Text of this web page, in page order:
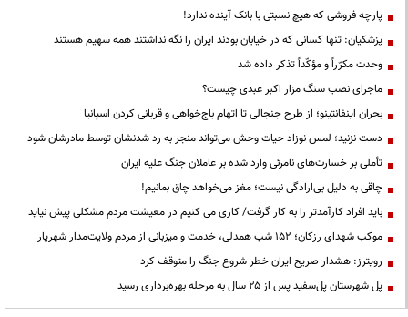
پارچه فروشی که هیچ نسبتی با بانک آینده ندارد!
پزشکیان: تنها کسانی که در خیابان بودند ایران را نگه نداشتند همه سهیم هستند
وحدت مکرّراً و مؤکّداً تذکر داده شد
ماجرای نصب سنگ مزار اکبر عبدی چیست؟
بحران اینفانتینو؛ از طرح جنجالی تا اتهام باج‌خواهی و قربانی کردن اسپانیا
دست نزنید؛ لمس نوزاد حیات وحش می‌تواند منجر به رد شدنشان توسط مادرشان شود
تأملی بر خسارت‌های نامرئی وارد شده بر عاملان جنگ علیه ایران
چاقی به دلیل بی‌ارادگی نیست؛ مغز می‌خواهد چاق بمانیم!
باید افراد کارآمدتر را به کار گرفت/ کاری می کنیم در معیشت مردم مشکلی پیش نیاید
موکب شهدای رزکان؛ ۱۵۲ شب همدلی، خدمت و میزبانی از مردم ولایت‌مدار شهریار
رویترز: هشدار صریح ایران خطر شروع جنگ را متوقف کرد
پل شهرستان پل‌سفید پس از ۲۵ سال به مرحله بهره‌برداری رسید